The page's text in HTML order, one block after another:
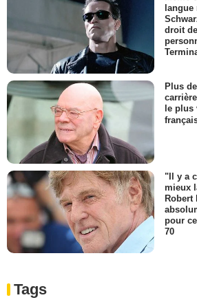
droit
Plus
le plus
"Il y a
mieux
Robert
pour
70
Tags